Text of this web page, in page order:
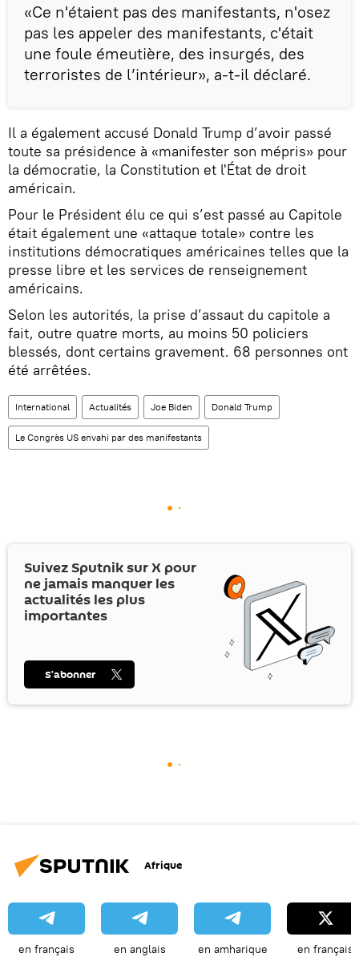
«Ce n'étaient pas des manifestants, n'osez
pas les appeler des manifestants, c'était
une foule émeutière, des insurgés, des
terroristes de l’intérieur», a-t-il déclaré.
Il a également accusé Donald Trump d’avoir passé
toute sa présidence à «manifester son mépris» pour
la démocratie, la Constitution et l'État de droit
américain.
Pour le Président élu ce qui s’est passé au Capitole
était également une «attaque totale» contre les
institutions démocratiques américaines telles que la
presse libre et les services de renseignement
américains.
Selon les autorités, la prise d’assaut du capitole a
fait, outre quatre morts, au moins 50 policiers
blessés, dont certains gravement. 68 personnes ont
été arrêtées.
International Actualités Joe Biden Donald Trump
Le Congrès US envahi par des manifestants
Suivez Sputnik surX pour
ne jamais manquer les
actualités les plus
importantes
S’abonner
Afrique
en français en anglais en amharique en français